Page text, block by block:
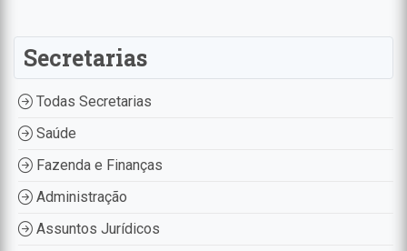
Secretarias
Todas Secretarias
Saúde
Fazenda e Finanças
Administração
Assuntos Jurídicos